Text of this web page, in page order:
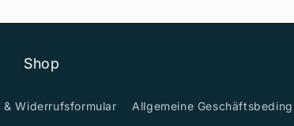
Shop
Widerrufsformular Allgemeine